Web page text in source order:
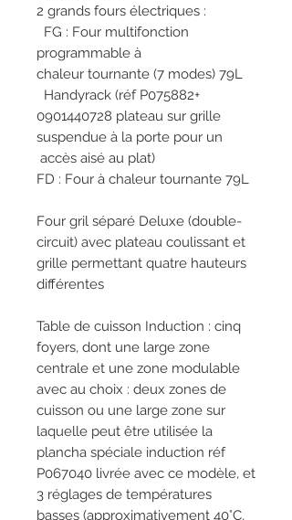
2 grands fours électriques :
FG : Four multifonction
programmable à
chaleur tournante (7 modes) 79L
Handyrack (réf P075882+
0901440728 plateau sur grille
suspendue à la porte pour un
accès aisé au plat)
FD : Four à chaleur tournante 79L
Four gril séparé Deluxe (double-
circuit) avec plateau coulissant et
grille permettant quatre hauteurs
différentes
Table de cuisson Induction : cinq
foyers, dont une large zone
centrale et une zone modulable
avec au choix : deux zones de
cuisson ou une large zone sur
laquelle peut être utilisée la
plancha spéciale induction réf
P067040 livrée avec ce modèle, et
3 réglages de températures
basses (approximativement 40°C,